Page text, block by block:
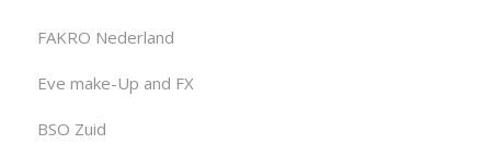
FAKRO Nederland
Eve make-Up and FX
BSO Zuid